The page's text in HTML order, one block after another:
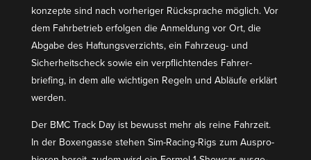
kon­zepte sind nach vorhe­riger Rücksprache möglich. Vor
dem Fahrbe­trieb erfolgen die Anmeldung vor Ort, die
Abgabe des Haftungs­ver­zichts, ein Fahrzeug- und
Sicher­heits­check sowie ein verpflich­tendes Fahrer­
briefing, in dem alle wichtigen Regeln und Abläufe erklärt
werden.
Der BMC Track Day ist bewusst mehr als reine Fahrzeit.
In der Boxen­gasse stehen Sim-Racing-Rigs zum Auspro­